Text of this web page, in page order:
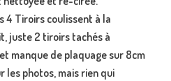
4 Tiroirs coulissent à la
juste 2 tiroirs tachés à
manque de plaquage sur 8cm
les photos, mais rien qui